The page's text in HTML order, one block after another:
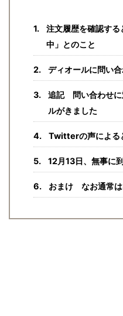
注文履歴を確認する
中」とのこと
ディオールに問い
追記 問い合わせに
ルがきました
Twitterの声による
12月13日、無事に
おまけ なお通常は